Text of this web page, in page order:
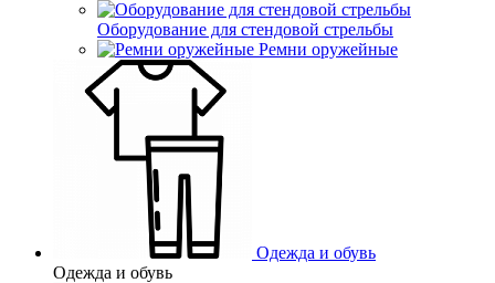
Оборудование для стендовой стрельбы
Ремни оружейные
Одежда и обувь
Одежда и обувь